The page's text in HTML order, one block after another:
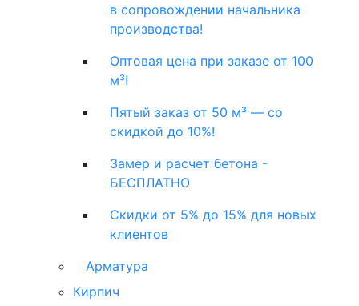
в сопровождении начальника
производства!
Оптовая цена при заказе от 100
м³!
Пятый заказ от 50 м³ — со
скидкой до 10%!
Замер и расчет бетона -
БЕСПЛАТНО
Скидки от 5% до 15% для новых
клиентов
Арматура
Кирпич